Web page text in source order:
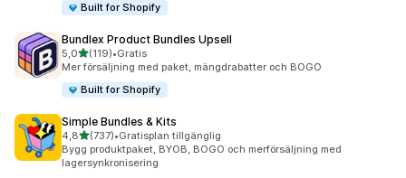
Built for Shopify
Bundlex Product Bundles Upsell
5,0av 5 stjärnor
(119)
119 recensioner totalt
•Gratis
Mer försäljning med paket, mängdrabatter och BOGO
Built for Shopify
Simple Bundles & Kits
4,8av 5 stjärnor
(737)
737 recensioner totalt
•Gratisplan tillgänglig
Bygg produktpaket, BYOB, BOGO och merförsäljning med
lagersynkronisering